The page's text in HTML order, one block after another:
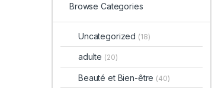
Browse Categories
Uncategorized (18)
adulte (20)
Beauté et Bien-être (40)